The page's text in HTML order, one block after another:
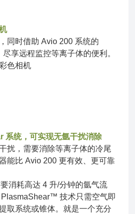
同时借助 Avio 200 系统的
享远程监控等离子体的便利。
色相机
系统，可实现无氩干扰消除
扰，需要消除等离子体的冷尾
能比 Avio 200 更有效、更可靠
消耗高达 4 升/分钟的氩气流
技术只需空气即
取系统或锥体。就是一个充分